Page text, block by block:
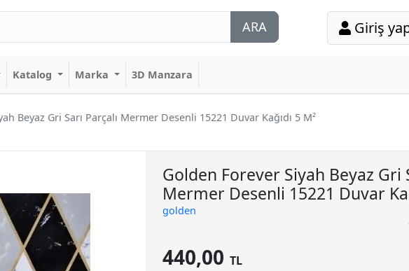
ARA Giriş
Katalog Marka 3D Manzara
Beyaz Gri Sarı Parçalı Mermer Desenli 15221 Duvar Kağıdı 5 M²
Golden Forever Siyah Beyaz Gri
Mermer Desenli 15221 Duvar
golden
440,00 TL